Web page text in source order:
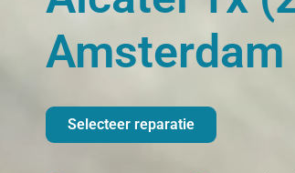
Amsterdam
Selecteer reparatie